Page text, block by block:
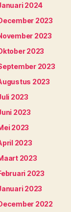
2024
2023
2023
2023
2023
2023
2023
2023
2023
2023
2023
2023
2023
2022